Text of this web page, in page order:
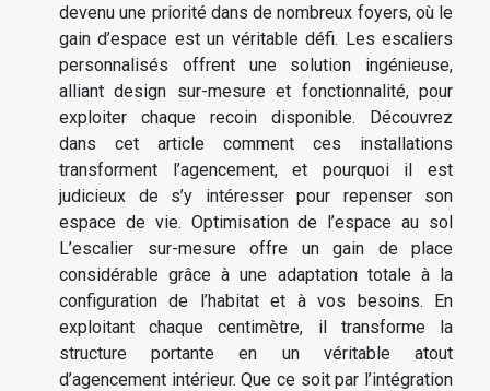
devenu une priorité dans de nombreux foyers, où le
gain d’espace est un véritable défi. Les escaliers
personnalisés offrent une solution ingénieuse,
alliant design sur-mesure et fonctionnalité, pour
exploiter chaque recoin disponible. Découvrez
dans cet article comment ces installations
transforment l’agencement, et pourquoi il est
judicieux de s’y intéresser pour repenser son
espace de vie. Optimisation de l’espace au sol
L’escalier sur-mesure offre un gain de place
considérable grâce à une adaptation totale à la
configuration de l’habitat et à vos besoins. En
exploitant chaque centimètre, il transforme la
structure portante en un véritable atout
d’agencement intérieur. Que ce soit par l’intégration